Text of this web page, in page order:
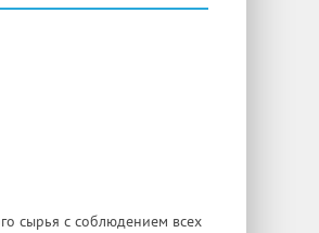
сырья с соблюдением всех